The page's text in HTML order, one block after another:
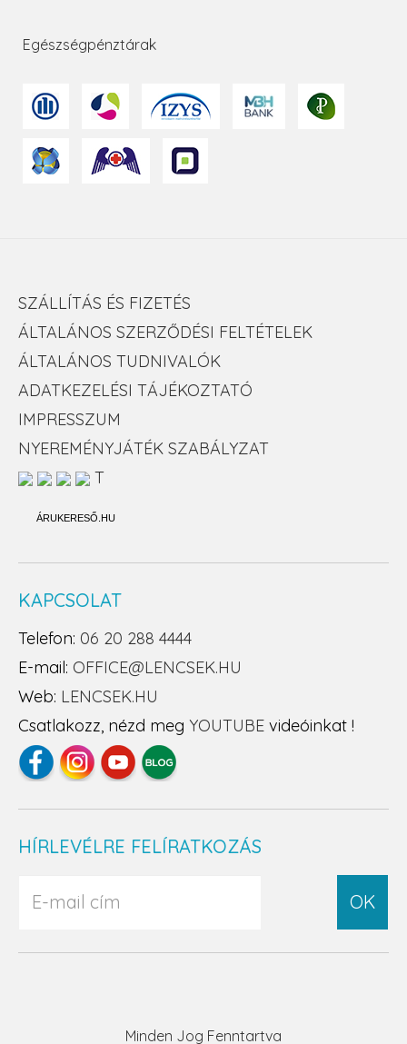
Egészségpénztárak
SZÁLLÍTÁS ÉS FIZETÉS
ÁLTALÁNOS SZERZŐDÉSI FELTÉTELEK
ÁLTALÁNOS TUDNIVALÓK
ADATKEZELÉSI TÁJÉKOZTATÓ
IMPRESSZUM
NYEREMÉNYJÁTÉK SZABÁLYZAT
T
ÁRUKERESŐ.HU
KAPCSOLAT
Telefon: 06 20 288 4444
E-mail: OFFICE@LENCSEK.HU
Web: LENCSEK.HU
Csatlakozz, nézd meg YOUTUBE videóinkat !
HÍRLEVÉLRE FELÍRATKOZÁS
OK
Minden Jog Fenntartva